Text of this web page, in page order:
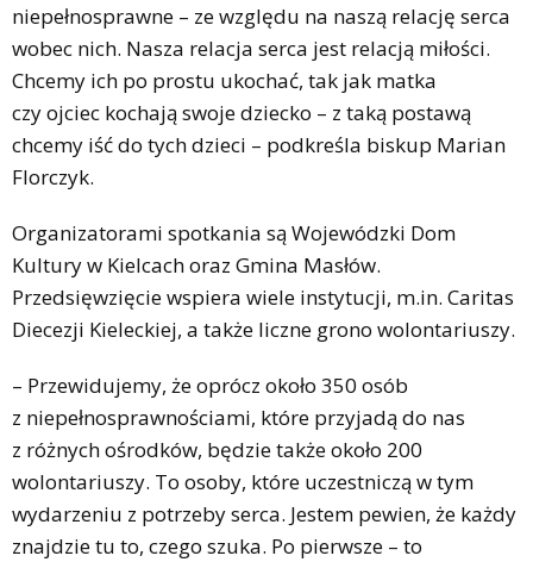
niepełnosprawne – ze względu na naszą relację serca
wobec nich. Nasza relacja serca jest relacją miłości.
Chcemy ich po prostu ukochać, tak jak matka
czy ojciec kochają swoje dziecko – z taką postawą
chcemy iść do tych dzieci – podkreśla biskup Marian
Florczyk.
Organizatorami spotkania są Wojewódzki Dom
Kultury w Kielcach oraz Gmina Masłów.
Przedsięwzięcie wspiera wiele instytucji, m.in. Caritas
Diecezji Kieleckiej, a także liczne grono wolontariuszy.
– Przewidujemy, że oprócz około 350 osób
z niepełnosprawnościami, które przyjadą do nas
z różnych ośrodków, będzie także około 200
wolontariuszy. To osoby, które uczestniczą w tym
wydarzeniu z potrzeby serca. Jestem pewien, że każdy
znajdzie tu to, czego szuka. Po pierwsze – to